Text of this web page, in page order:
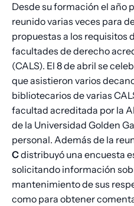
Desde su formación el año
reunido varias veces para
propuestas a los requisitos
facultades de derecho
(CALS). El 8 de abril se
que asistieron varios
bibliotecarios de varias
facultad acreditada por la
de la Universidad Golden
personal. Además de la
Cdistribuyó una encuesta
solicitando información
mantenimiento de sus
como para obtener